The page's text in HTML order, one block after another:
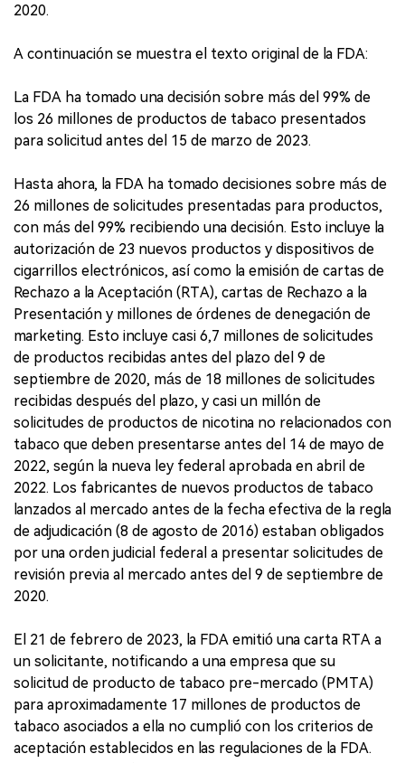
2020.
A continuación se muestra el texto original de la FDA:
La FDA ha tomado una decisión sobre más del 99% de
los 26 millones de productos de tabaco presentados
para solicitud antes del 15 de marzo de 2023.
Hasta ahora, la FDA ha tomado decisiones sobre más de
26 millones de solicitudes presentadas para productos,
con más del 99% recibiendo una decisión. Esto incluye la
autorización de 23 nuevos productos y dispositivos de
cigarrillos electrónicos, así como la emisión de cartas de
Rechazo a la Aceptación (RTA), cartas de Rechazo a la
Presentación y millones de órdenes de denegación de
marketing. Esto incluye casi 6,7 millones de solicitudes
de productos recibidas antes del plazo del 9 de
septiembre de 2020, más de 18 millones de solicitudes
recibidas después del plazo, y casi un millón de
solicitudes de productos de nicotina no relacionados con
tabaco que deben presentarse antes del 14 de mayo de
2022, según la nueva ley federal aprobada en abril de
2022. Los fabricantes de nuevos productos de tabaco
lanzados al mercado antes de la fecha efectiva de la regla
de adjudicación (8 de agosto de 2016) estaban obligados
por una orden judicial federal a presentar solicitudes de
revisión previa al mercado antes del 9 de septiembre de
2020.
El 21 de febrero de 2023, la FDA emitió una carta RTA a
un solicitante, notificando a una empresa que su
solicitud de producto de tabaco pre-mercado (PMTA)
para aproximadamente 17 millones de productos de
tabaco asociados a ella no cumplió con los criterios de
aceptación establecidos en las regulaciones de la FDA.